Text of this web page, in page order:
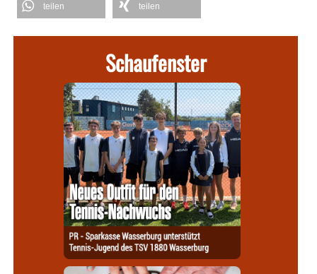
teilen teilen
Schaufenster